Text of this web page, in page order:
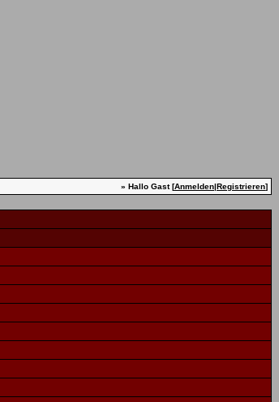
» Hallo Gast [Anmelden|Registrieren]